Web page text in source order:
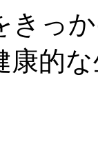
っ
康的